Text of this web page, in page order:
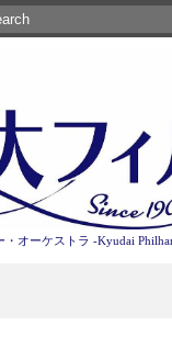
・オーケストラ -Kyudai